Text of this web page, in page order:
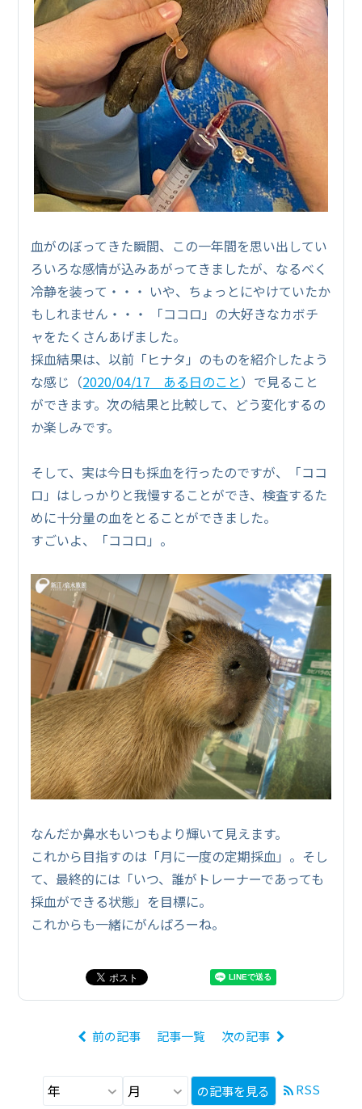
血がのぼってきた瞬間、この一年間を思い出してい
ろいろな感情が込みあがってきましたが、なるべく
冷静を装って・・・ いや、ちょっとにやけていたか
もしれません・・・ 「ココロ」の大好きなカボチ
ャをたくさんあげました。
採血結果は、以前「ヒナタ」のものを紹介したよう
な感じ（2020/04/17 ある日のこと）で見ること
ができます。次の結果と比較して、どう変化するの
か楽しみです。
そして、実は今日も採血を行ったのですが、「ココ
ロ」はしっかりと我慢することができ、検査するた
めに十分量の血をとることができました。
すごいよ、「ココロ」。
なんだか鼻水もいつもより輝いて見えます。
これから目指すのは「月に一度の定期採血」。そし
て、最終的には「いつ、誰がトレーナーであっても
採血ができる状態」を目標に。
これからも一緒にがんばろーね。
前の記事 記事一覧 次の記事
の記事を見る RSS